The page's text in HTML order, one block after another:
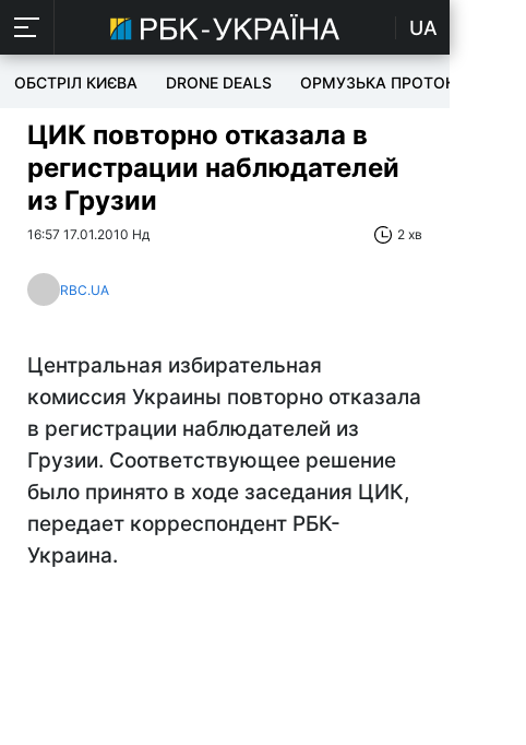
UA
ОБСТРІЛ КИЄВА DRONE DEALS ОРМУЗЬКА ПРОТОКА
ЦИК повторно отказала в
регистрации наблюдателей
из Грузии
16:57 17.01.2010 Нд 2 хв
RBC.UA
Центральная избирательная
комиссия Украины повторно отказала
в регистрации наблюдателей из
Грузии. Соответствующее решение
было принято в ходе заседания ЦИК,
передает корреспондент РБК-
Украина.